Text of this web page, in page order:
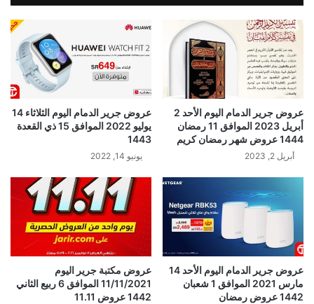
عروض جرير الدمام اليوم الأحد 2
أبريل 2023 الموافق 11 رمضان
1444 عروض شهر رمضان كريم
أبريل 2, 2023
عروض جرير الدمام اليوم الثلاثاء 14
يوليو 2022 الموافق 15 ذي القعدة
1443
يونيو 14, 2022
عروض جرير الدمام اليوم الأحد 14
مارس 2021 الموافق 1 شعبان
1442 عروض رمضان
عروض مكتبة جرير اليوم
11/11/2021 الموافق 6 ربيع الثاني
1442 عروض 11.11